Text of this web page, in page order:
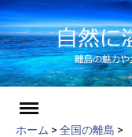
ホーム > 全国の離島 >